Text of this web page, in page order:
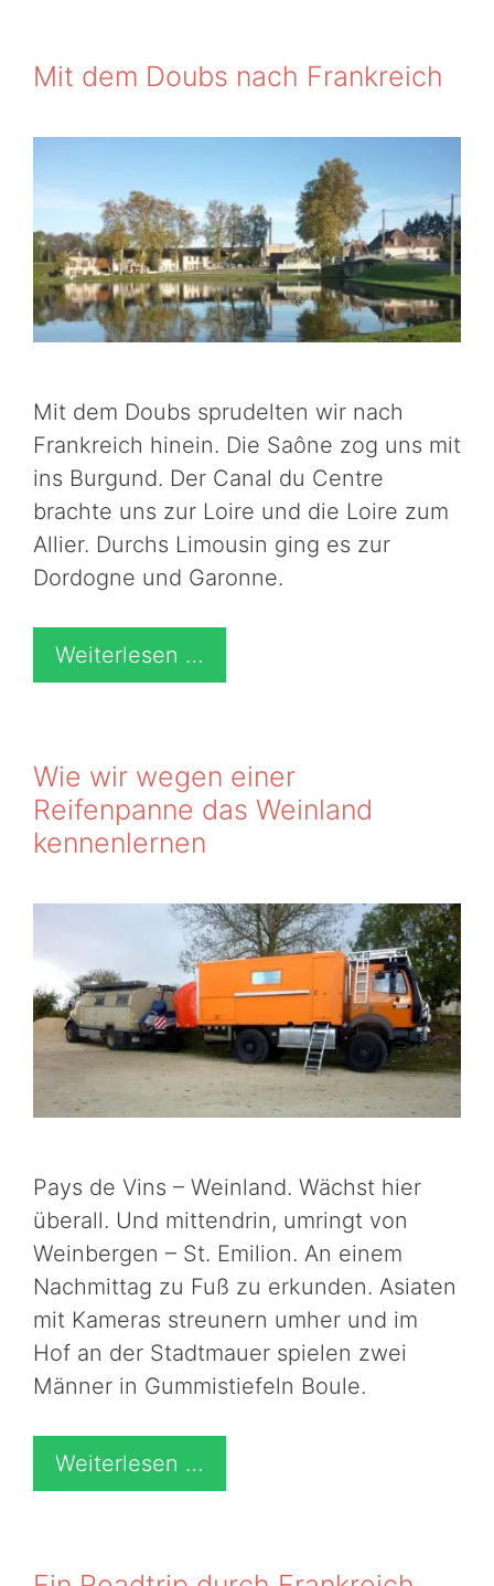
Mit dem Doubs nach Frankreich
Mit dem Doubs sprudelten wir nach
Frankreich hinein. Die Saône zog uns mit
ins Burgund. Der Canal du Centre
brachte uns zur Loire und die Loire zum
Allier. Durchs Limousin ging es zur
Dordogne und Garonne.
Weiterlesen …
Wie wir wegen einer
Reifenpanne das Weinland
kennenlernen
Pays de Vins – Weinland. Wächst hier
überall. Und mittendrin, umringt von
Weinbergen – St. Emilion. An einem
Nachmittag zu Fuß zu erkunden. Asiaten
mit Kameras streunern umher und im
Hof an der Stadtmauer spielen zwei
Männer in Gummistiefeln Boule.
Weiterlesen …